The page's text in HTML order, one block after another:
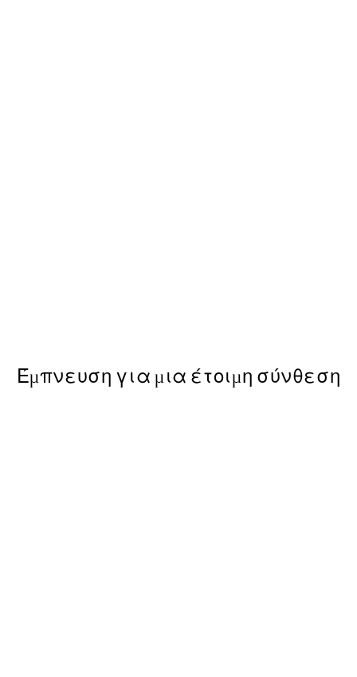
Έμπνευση για μια έτοιμη σύνθεση